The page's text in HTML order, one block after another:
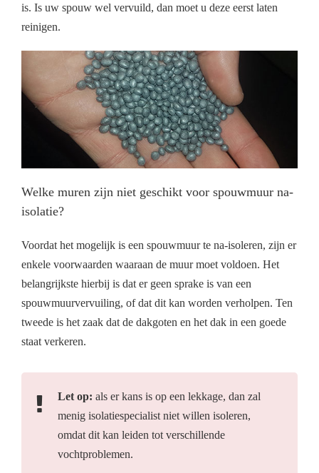
is. Is uw spouw wel vervuild, dan moet u deze eerst laten
reinigen.
Welke muren zijn niet geschikt voor spouwmuur na-
isolatie?
Voordat het mogelijk is een spouwmuur te na-isoleren, zijn er
enkele voorwaarden waaraan de muur moet voldoen. Het
belangrijkste hierbij is dat er geen sprake is van een
spouwmuurvervuiling, of dat dit kan worden verholpen. Ten
tweede is het zaak dat de dakgoten en het dak in een goede
staat verkeren.
Let op: als er kans is op een lekkage, dan zal
menig isolatiespecialist niet willen isoleren,
omdat dit kan leiden tot verschillende
vochtproblemen.